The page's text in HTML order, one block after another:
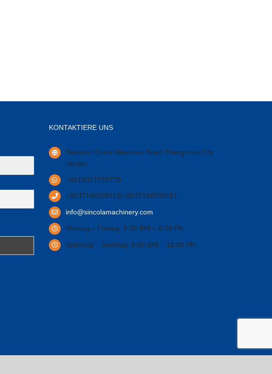
KONTAKTIERE UNS
Standort China Wanshan Road Zhengzhou City
Henan
+8613027728770
+8637186099119/+8637186099151
info@sincolamachinery.com
Montag – Freitag: 9:00 BIN – 6:00 PN
Samstag – Sonntag: 9:00 BIN – 12:00 PN